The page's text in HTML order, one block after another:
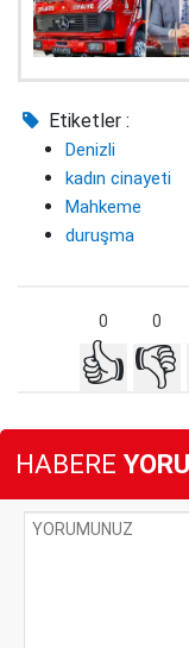
Etiketler :
Denizli
kadın cinayeti
Mahkeme
duruşma
0 0
👍 👎
HABERE